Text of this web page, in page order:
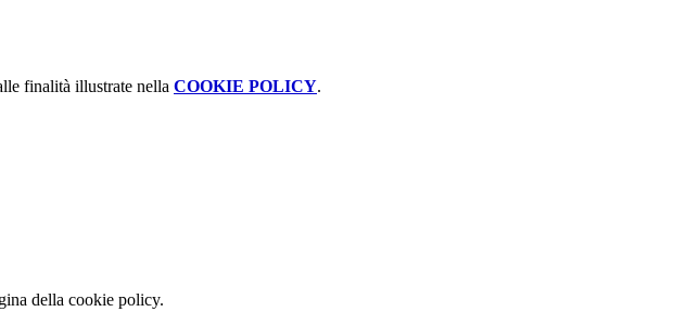
finalità illustrate nella COOKIE POLICY.
della cookie policy.